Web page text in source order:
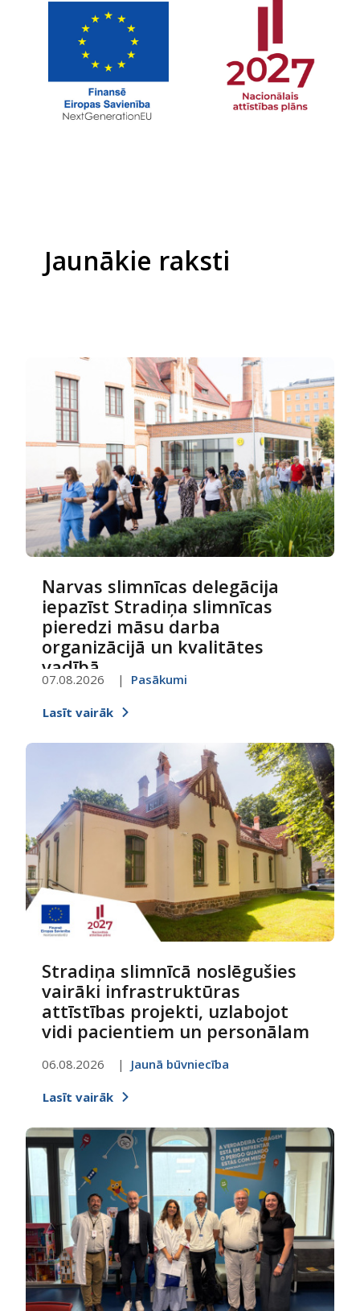
Jaunākie raksti
Narvas slimnīcas delegācija
iepazīst Stradiņa slimnīcas
pieredzi māsu darba
organizācijā un kvalitātes
vadībā
07.08.2026 Pasākumi
Lasīt vairāk
Stradiņa slimnīcā noslēgušies
vairāki infrastruktūras
attīstības projekti, uzlabojot
vidi pacientiem un personālam
06.08.2026 Jaunā būvniecība
Lasīt vairāk